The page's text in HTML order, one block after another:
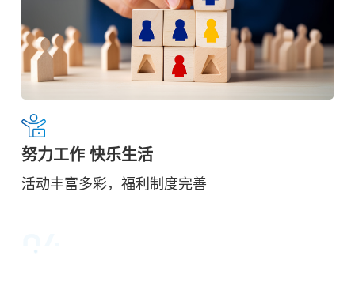
努力工作 快乐生活
活动丰富多彩，福利制度完善
04